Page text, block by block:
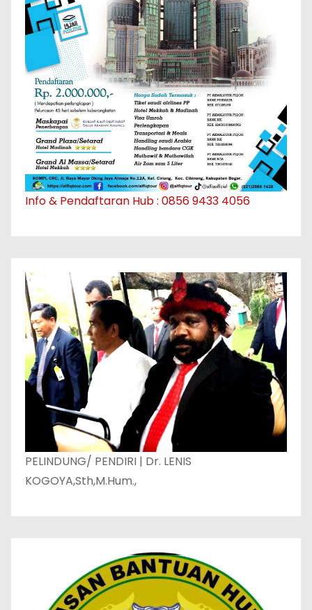
Info & Pendaftaran Hub : 0856 9433 4056
PELINDUNG/ PENDIRI | Dr. LENIS
KOGOYA,Sth,M.Hum.,